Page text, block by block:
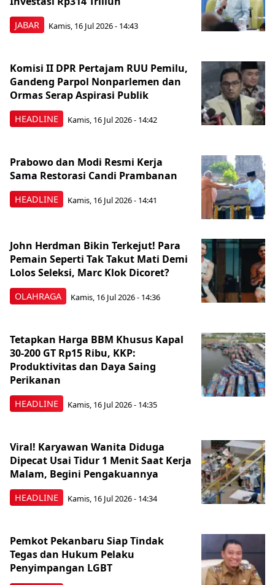
JABAR Kamis, 16 Jul 2026 - 14:43
HEADLINE
Komisi II DPR Pertajam RUU Pemilu,
Gandeng Parpol Nonparlemen dan
Ormas Serap Aspirasi Publik
Kamis, 16 Jul 2026 - 14:42
HEADLINE
Prabowo dan Modi Resmi Kerja
Sama Restorasi Candi Prambanan
Kamis, 16 Jul 2026 - 14:41
OLAHRAGA
John Herdman Bikin Terkejut! Para
Pemain Seperti Tak Takut Mati Demi
Lolos Seleksi, Marc Klok Dicoret?
Kamis, 16 Jul 2026 - 14:36
HEADLINE
Tetapkan Harga BBM Khusus Kapal
30-200 GT Rp15 Ribu, KKP:
Produktivitas dan Daya Saing
Perikanan
Kamis, 16 Jul 2026 - 14:35
HEADLINE
Viral! Karyawan Wanita Diduga
Dipecat Usai Tidur 1 Menit Saat Kerja
Malam, Begini Pengakuannya
Kamis, 16 Jul 2026 - 14:34
Pemkot Pekanbaru Siap Tindak
Tegas dan Hukum Pelaku
Penyimpangan LGBT